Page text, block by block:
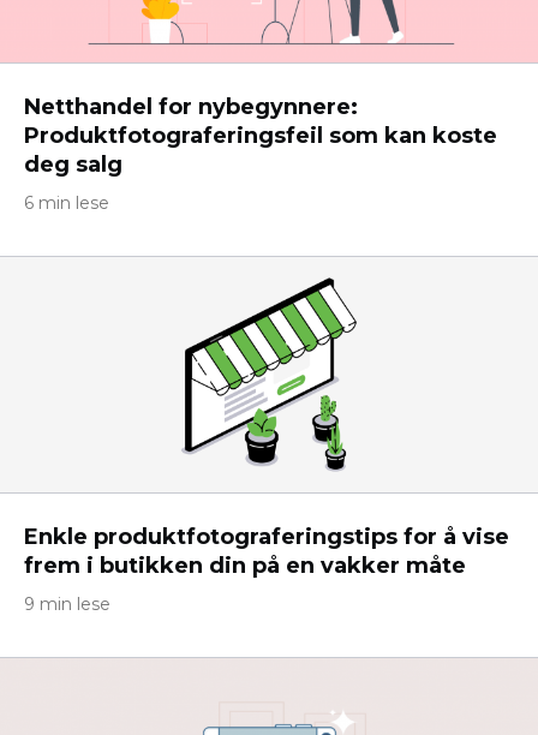
Netthandel for nybegynnere:
Produktfotograferingsfeil som kan koste
deg salg
6 min lese
Enkle produktfotograferingstips for å vise
frem i butikken din på en vakker måte
9 min lese